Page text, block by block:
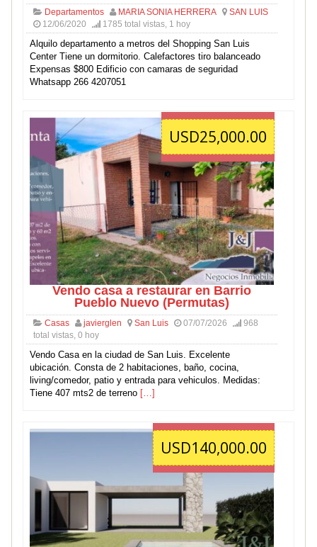
Departamentos MARIA SONIA HERRERA
SAN LUIS
12/06/2020
1785 total vistas, 1 hoy
Alquilo departamento a metros del Shopping San Luis
Center Tiene un dormitorio. Calefactores tiro balanceado
Expensas $800 Edificio con camaras de seguridad
Whatsapp 266 4207051
USD25,000.00
Vendo casa a restaurar en Barrio
Pueblo Nuevo (Permutas)
Casas javierglen San Luis 07/07/2026
968
total vistas, 0 hoy
Vendo Casa en la ciudad de San Luis. Excelente
ubicación. Consta de 2 habitaciones, baño, cocina,
living/comedor, patio y entrada para vehiculos. Medidas:
Tiene 407 mts2 de terreno […]
USD140,000.00